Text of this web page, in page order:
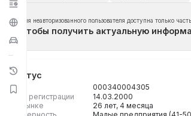
Для неавторизованного пользователя доступна только
Чтобы получить актуальную
Статус
БИН
000340004305
Дата регистрации
14.03.2000
На рынке
26 лет, 4 месяца